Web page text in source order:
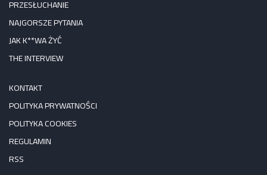
PRZESŁUCHANIE
NAJGORSZE PYTANIA
JAK K**WA ŻYĆ
THE INTERVIEW
KONTAKT
POLITYKA PRYWATNOŚCI
POLITYKA COOKIES
REGULAMIN
RSS